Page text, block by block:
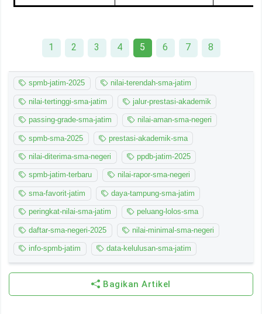
1 2 3 4 5 6 7 8
spmb-jatim-2025 nilai-terendah-sma-jatim
nilai-tertinggi-sma-jatim jalur-prestasi-akademik
passing-grade-sma-jatim nilai-aman-sma-negeri
spmb-sma-2025 prestasi-akademik-sma
nilai-diterima-sma-negeri ppdb-jatim-2025
spmb-jatim-terbaru nilai-rapor-sma-negeri
sma-favorit-jatim daya-tampung-sma-jatim
peringkat-nilai-sma-jatim peluang-lolos-sma
daftar-sma-negeri-2025 nilai-minimal-sma-negeri
info-spmb-jatim data-kelulusan-sma-jatim
Bagikan Artikel